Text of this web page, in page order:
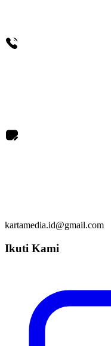
kartamedia.id@gmail.com
Ikuti Kami